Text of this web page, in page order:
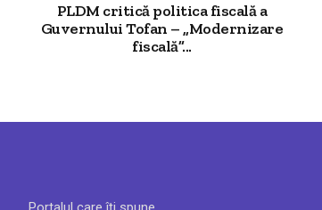
PLDM critică politica fiscală a
Guvernului Tofan – „Modernizare
fiscală”...